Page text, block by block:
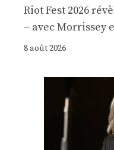
Riot Fest 2026
– avec Morrissey
8 août 2026